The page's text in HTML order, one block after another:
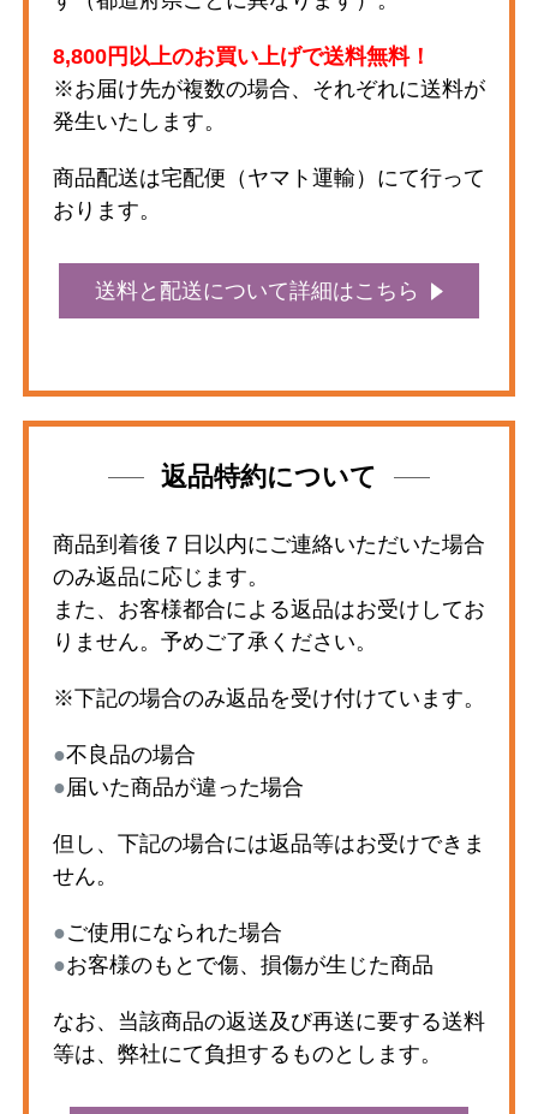
8,800円以上のお買い上げで送料無料！
※お届け先が複数の場合、それぞれに送料が
発生いたします。
商品配送は宅配便（ヤマト運輸）にて行って
おります。
送料と配送について詳細はこちら
返品特約について
商品到着後７日以内にご連絡いただいた場合
のみ返品に応じます。
また、お客様都合による返品はお受けしてお
りません。予めご了承ください。
※下記の場合のみ返品を受け付けています。
●不良品の場合
●届いた商品が違った場合
但し、下記の場合には返品等はお受けできま
せん。
●ご使用になられた場合
●お客様のもとで傷、損傷が生じた商品
なお、当該商品の返送及び再送に要する送料
等は、弊社にて負担するものとします。